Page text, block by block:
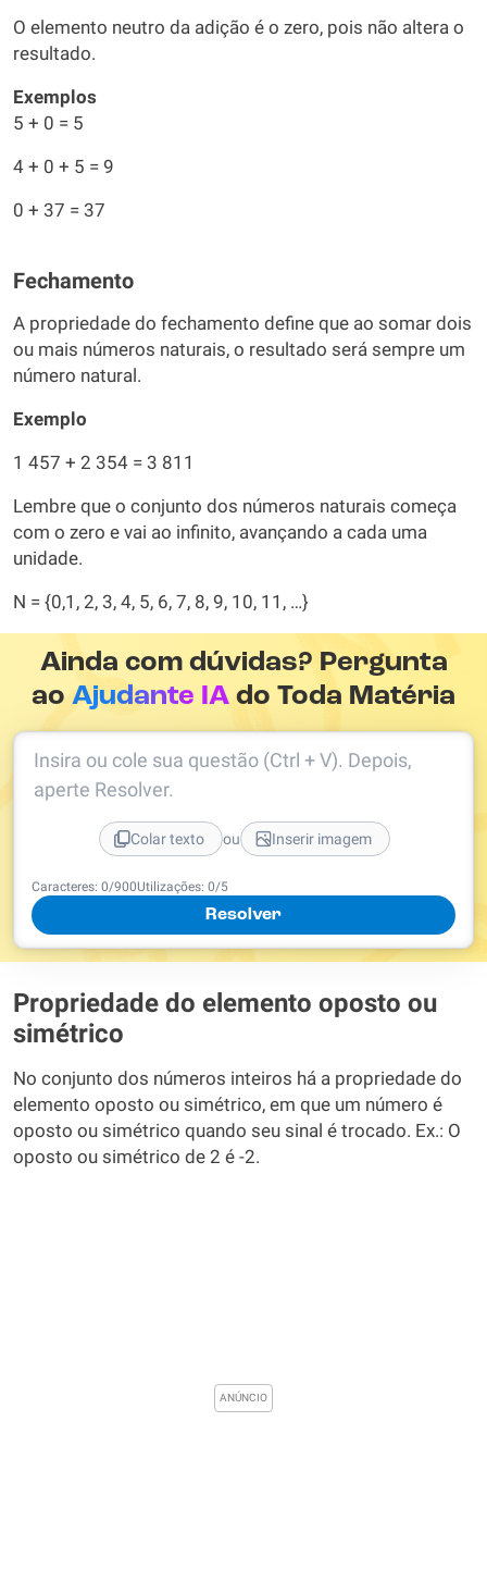
O elemento neutro da adição é o zero, pois não altera o
resultado.
Exemplos
5 + 0 = 5
4 + 0 + 5 = 9
0 + 37 = 37
Fechamento
A propriedade do fechamento define que ao somar dois
ou mais números naturais, o resultado será sempre um
número natural.
Exemplo
1 457 + 2 354 = 3 811
Lembre que o conjunto dos números naturais começa
com o zero e vai ao infinito, avançando a cada uma
unidade.
N = {0,1, 2, 3, 4, 5, 6, 7, 8, 9, 10, 11, …}
Ainda com dúvidas? Pergunta
aoAjudante IA do Toda Matéria
Caracteres: 0/900Utilizações: 0/5
Resolver
Insira ou cole sua questão (Ctrl + V). Depois,
aperte Resolver.
Colar texto ou Inserir imagem
Propriedade do elemento oposto ou
simétrico
No conjunto dos números inteiros há a propriedade do
elemento oposto ou simétrico, em que um número é
oposto ou simétrico quando seu sinal é trocado. Ex.: O
oposto ou simétrico de 2 é -2.